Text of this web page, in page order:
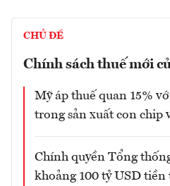
CHỦ ĐỀ
Chính sách thuế mới
Mỹ áp thuế quan 15%
trong sản xuất con chip
Chính quyền Tổng
khoảng 100 tỷ USD tiền